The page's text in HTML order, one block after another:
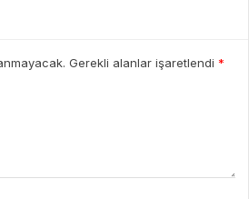
Gerekli alanlar işaretlendi *